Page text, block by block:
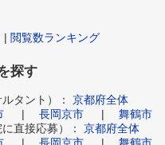
| 閲覧数ランキング
探す
タント）： 京都府全体
| 長岡京市 | 舞鶴市
直接応募）： 京都府全体
| 長岡京市 | 舞鶴市